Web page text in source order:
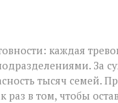
каждая
За
тысяч семей.
в том, чтобы